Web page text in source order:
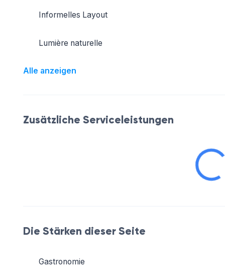
Informelles Layout
Lumière naturelle
Alle anzeigen
Zusätzliche Serviceleistungen
Die Stärken dieser Seite
Gastronomie